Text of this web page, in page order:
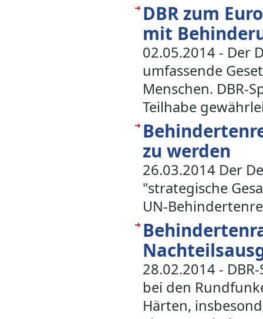
DBR zum
mit
02.05.2014 - Der
umfassende
Menschen. DBR-
Teilhabe
zu werden
26.03.2014 Der
"strategische
UN-
28.02.2014 -
bei den
Härten,